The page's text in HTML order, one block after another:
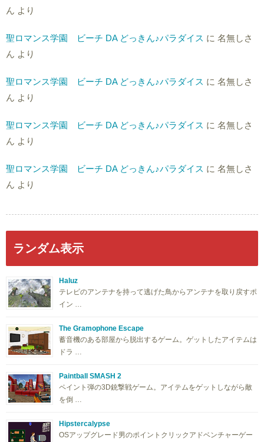
ん より
聖ロマンス学園 ビーチ DA どっきん♪パラダイス に 名無しさ
ん より
聖ロマンス学園 ビーチ DA どっきん♪パラダイス に 名無しさ
ん より
聖ロマンス学園 ビーチ DA どっきん♪パラダイス に 名無しさ
ん より
聖ロマンス学園 ビーチ DA どっきん♪パラダイス に 名無しさ
ん より
ランダム表示
Haluz
テレビのアンテナを持って逃げた鳥からアンテナを取り戻すポ
イン …
The Gramophone Escape
蓄音機のある部屋から脱出するゲーム。ゲットしたアイテムは
ドラ …
Paintball SMASH 2
ペイント弾の3D銃撃戦ゲーム。アイテムをゲットしながら敵
を倒 …
Hipstercalypse
OSアップグレード男のポイントクリックアドベンチャーゲー